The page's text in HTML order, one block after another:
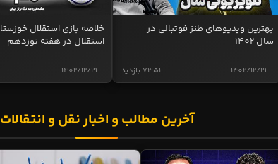
بهترین ویدیوهای طنز فوتبالی در
سال 1402
7351 بازدید 1402/12/19
استقلال در هفته نوزدهم
1402/12/19
آخرین مطالب و اخبار نقل و انتقالات